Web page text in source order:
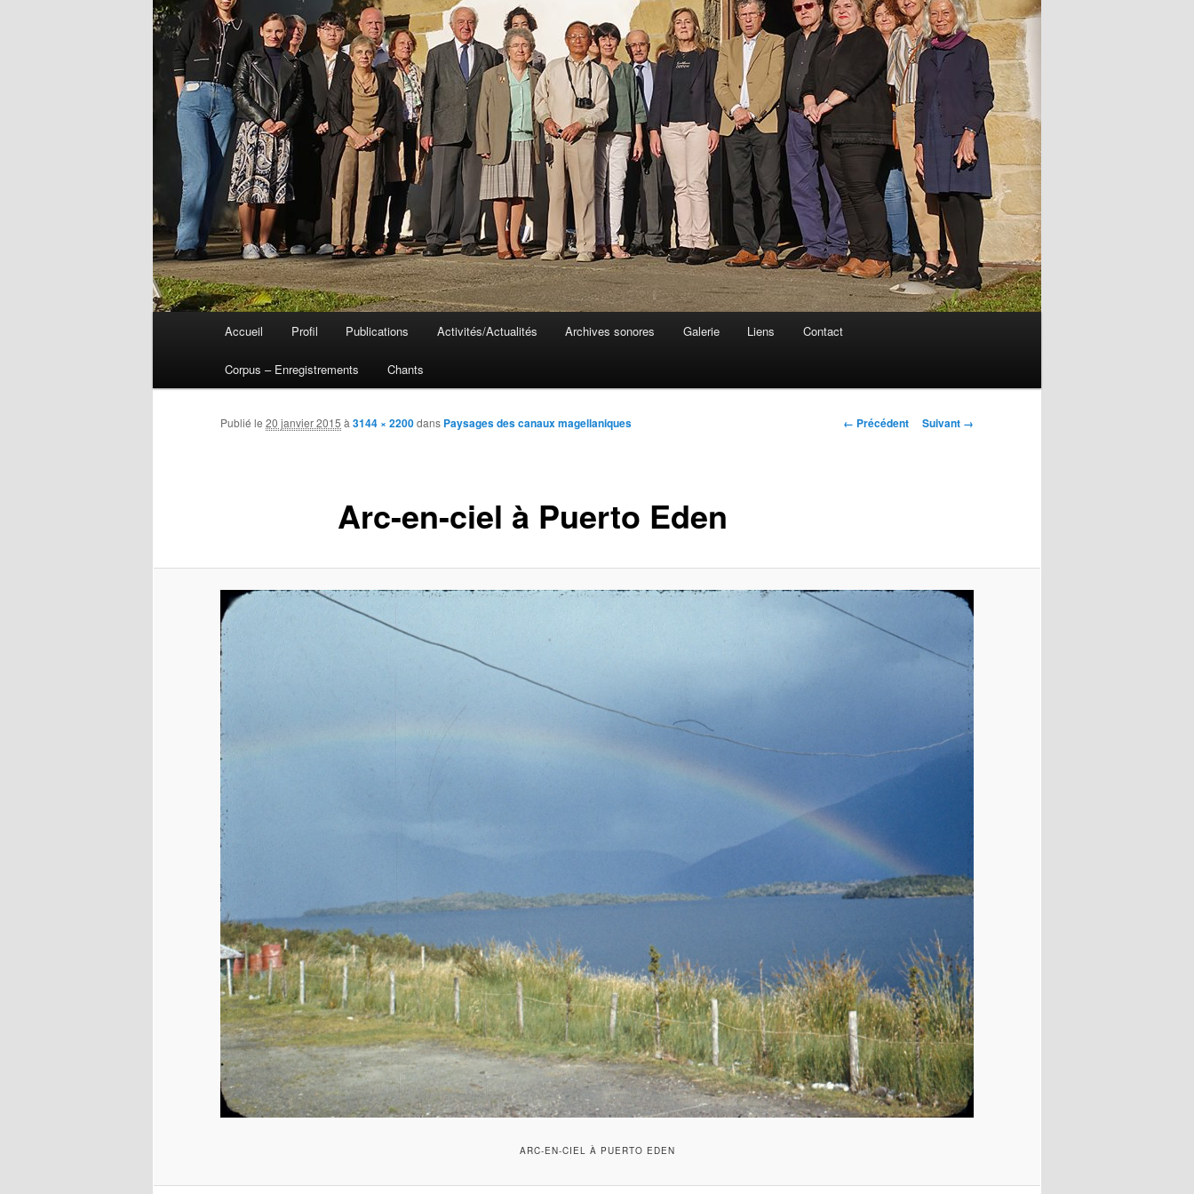
Aller
au
contenu
Accueil Profil Publications Activités/Actualités Archives sonores Galerie Liens Contact
Corpus – Enregistrements Chants
Navigation
← Précédent Suivant →
Arc-en-ciel à Puerto Eden
Publié le 20 janvier 2015 à3144 × 2200dans Paysages des canaux magellaniques
ARC-EN-CIEL À PUERTO EDEN